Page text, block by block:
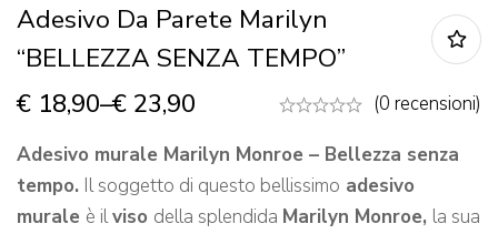
Adesivo Da Parete Marilyn
“BELLEZZA SENZA TEMPO”
€ 18,90–€ 23,90
(0 recensioni)
Adesivo murale Marilyn Monroe – Bellezza senza
tempo. Il soggetto di questo bellissimo adesivo
murale è ilviso della splendida Marilyn Monroe, la sua